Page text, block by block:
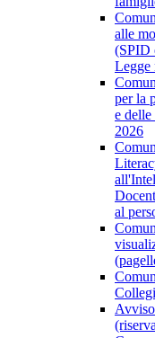
alle
(SPID
Legge
per la
e delle
2026
al